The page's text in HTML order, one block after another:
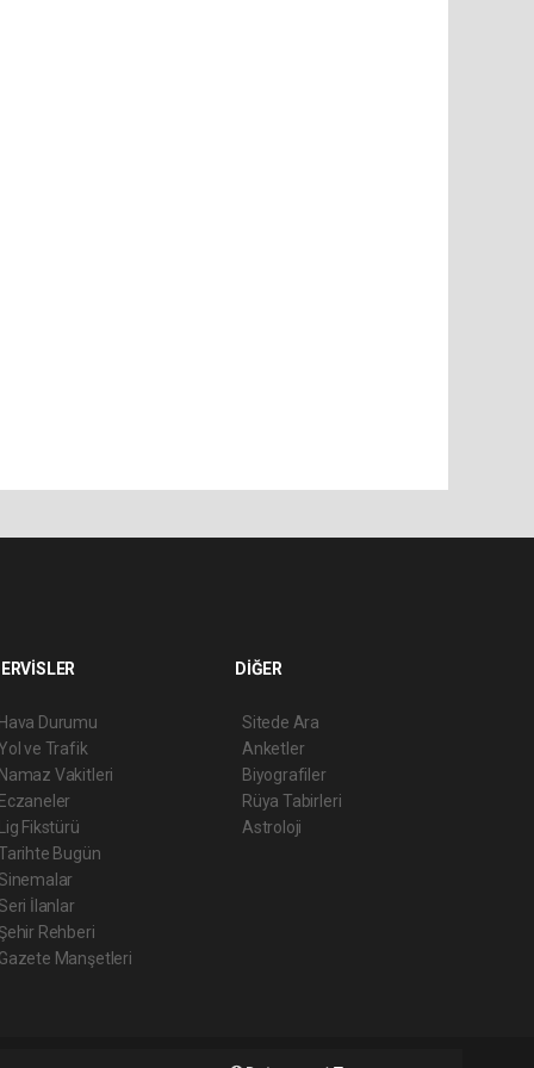
Durumu
ve Trafik
Vakitleri
Fikstürü
Bugün
İlanlar
Rehberi
Manşetleri
DİĞER
Sitede Ara
Anketler
Biyografiler
Rüya Tabirleri
Astroloji